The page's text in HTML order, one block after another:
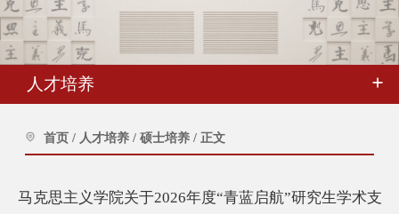
人才培养
首页 / 人才培养 / 硕士培养 / 正文
马克思主义学院关于2026年度“青蓝启航”研究生学术支